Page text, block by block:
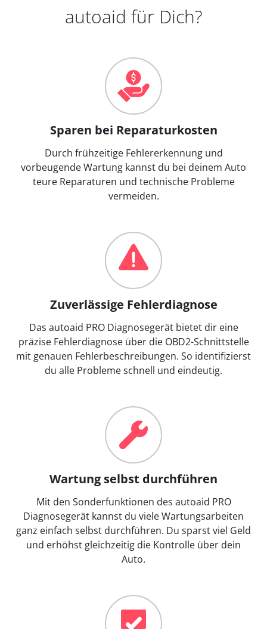
autoaid für Dich?
Sparen bei Reparaturkosten
Durch frühzeitige Fehlererkennung und
vorbeugende Wartung kannst du bei deinem Auto
teure Reparaturen und technische Probleme
vermeiden.
Zuverlässige Fehlerdiagnose
Das autoaid PRO Diagnosegerät bietet dir eine
präzise Fehlerdiagnose über die OBD2-Schnittstelle
mit genauen Fehlerbeschreibungen. So identifizierst
du alle Probleme schnell und eindeutig.
Wartung selbst durchführen
Mit den Sonderfunktionen des autoaid PRO
Diagnosegerät kannst du viele Wartungsarbeiten
ganz einfach selbst durchführen. Du sparst viel Geld
und erhöhst gleichzeitig die Kontrolle über dein
Auto.